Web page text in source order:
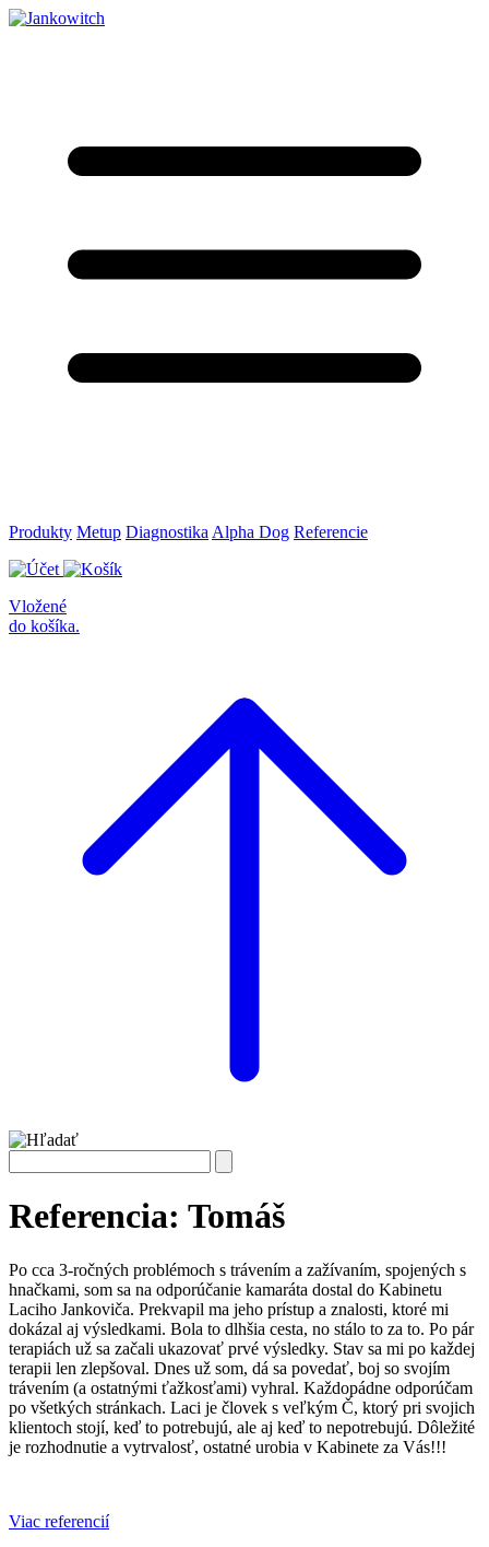
Produkty Metup Diagnostika Alpha Dog Referencie
Vložené
do košíka.
Referencia: Tomáš
Po cca 3-ročných problémoch s trávením a zažívaním, spojených s
hnačkami, som sa na odporúčanie kamaráta dostal do Kabinetu
Laciho Jankoviča. Prekvapil ma jeho prístup a znalosti, ktoré mi
dokázal aj výsledkami. Bola to dlhšia cesta, no stálo to za to. Po pár
terapiách už sa začali ukazovať prvé výsledky. Stav sa mi po každej
terapii len zlepšoval. Dnes už som, dá sa povedať, boj so svojím
trávením (a ostatnými ťažkosťami) vyhral. Každopádne odporúčam
po všetkých stránkach. Laci je človek s veľkým Č, ktorý pri svojich
klientoch stojí, keď to potrebujú, ale aj keď to nepotrebujú. Dôležité
je rozhodnutie a vytrvalosť, ostatné urobia v Kabinete za Vás!!!
Viac referencií